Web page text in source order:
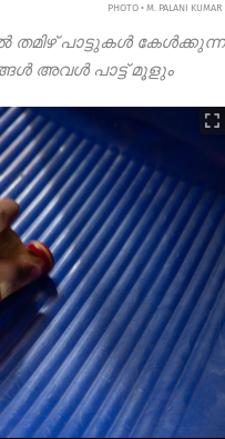
PHOTO • M. PALANI KUMAR
പാട്ടുകൾ കേൾക്കുന്ന
അവൾ പാട്ട് മൂളും